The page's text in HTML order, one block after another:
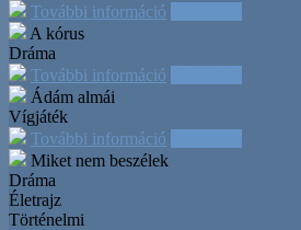
További információ
A kórus
Dráma
További információ
Ádám almái
Vígjáték
További információ
Miket nem beszélek
Dráma
Életrajz
Történelmi